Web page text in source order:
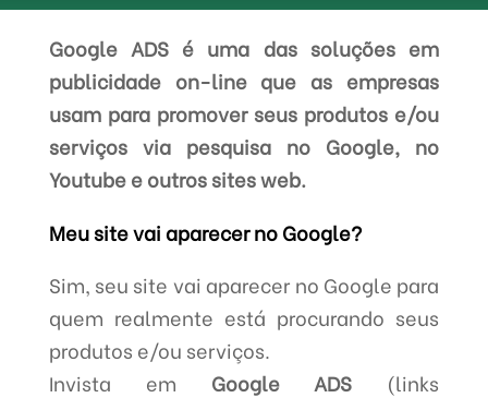
Google ADS é uma das soluções em
publicidade on-line que as empresas
usam para promover seus produtos e/ou
serviços via pesquisa no Google, no
Youtube e outros sites web.
Meu site vai aparecer no Google?
Sim, seu site vai aparecer no Google para
quem realmente está procurando seus
produtos e/ou serviços.
Invista em Google ADS (links